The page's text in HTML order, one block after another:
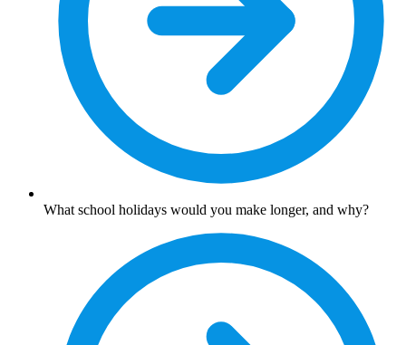
What school holidays would you make longer, and why?